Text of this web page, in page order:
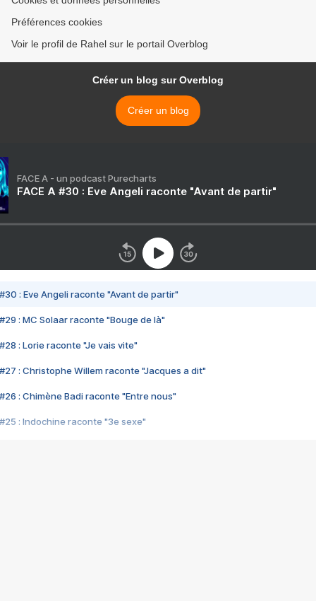
Préférences cookies
Voir le profil de Rahel sur le portail Overblog
Créer un blog sur Overblog
Créer un blog
FACE A - un podcast Purecharts
FACE A #30 : Eve Angeli raconte "Avant de partir"
#30 : Eve Angeli raconte "Avant de partir"
#29 : MC Solaar raconte "Bouge de là"
#28 : Lorie raconte "Je vais vite"
#27 : Christophe Willem raconte "Jacques a dit"
#26 : Chimène Badi raconte "Entre nous"
#25 : Indochine raconte "3e sexe"